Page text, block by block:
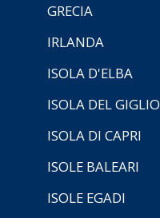
GRECIA
IRLANDA
ISOLA D'ELBA
ISOLA DEL GIGLIO
ISOLA DI CAPRI
ISOLE BALEARI
ISOLE EGADI